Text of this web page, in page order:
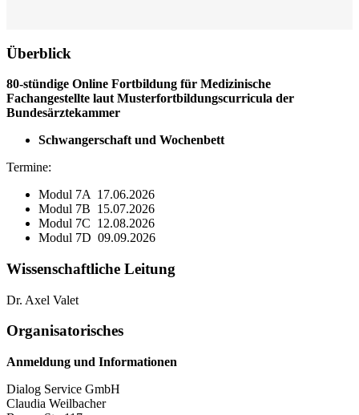
Überblick
80-stündige Online Fortbildung für Medizinische
Fachangestellte laut Musterfortbildungscurricula der
Bundesärztekammer
Schwangerschaft und Wochenbett
Termine:
Modul 7A 17.06.2026
Modul 7B 15.07.2026
Modul 7C 12.08.2026
Modul 7D 09.09.2026
Wissenschaftliche Leitung
Dr. Axel Valet
Organisatorisches
Anmeldung und Informationen
Dialog Service GmbH
Claudia Weilbacher